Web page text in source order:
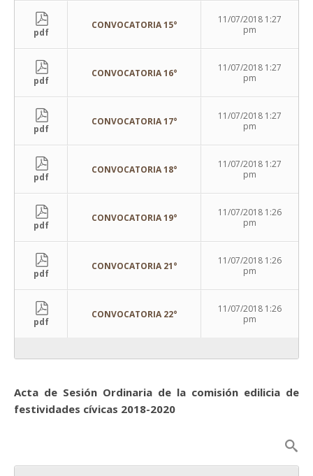
pdf
CONVOCATORIA 15°
11/07/2018 1:27
pm
pdf
CONVOCATORIA 16°
11/07/2018 1:27
pm
pdf
CONVOCATORIA 17°
11/07/2018 1:27
pm
pdf
CONVOCATORIA 18°
11/07/2018 1:27
pm
pdf
CONVOCATORIA 19°
11/07/2018 1:26
pm
pdf
CONVOCATORIA 21°
11/07/2018 1:26
pm
pdf
CONVOCATORIA 22°
11/07/2018 1:26
pm
Acta de Sesión Ordinaria de la comisión edilicia de
festividades cívicas 2018-2020